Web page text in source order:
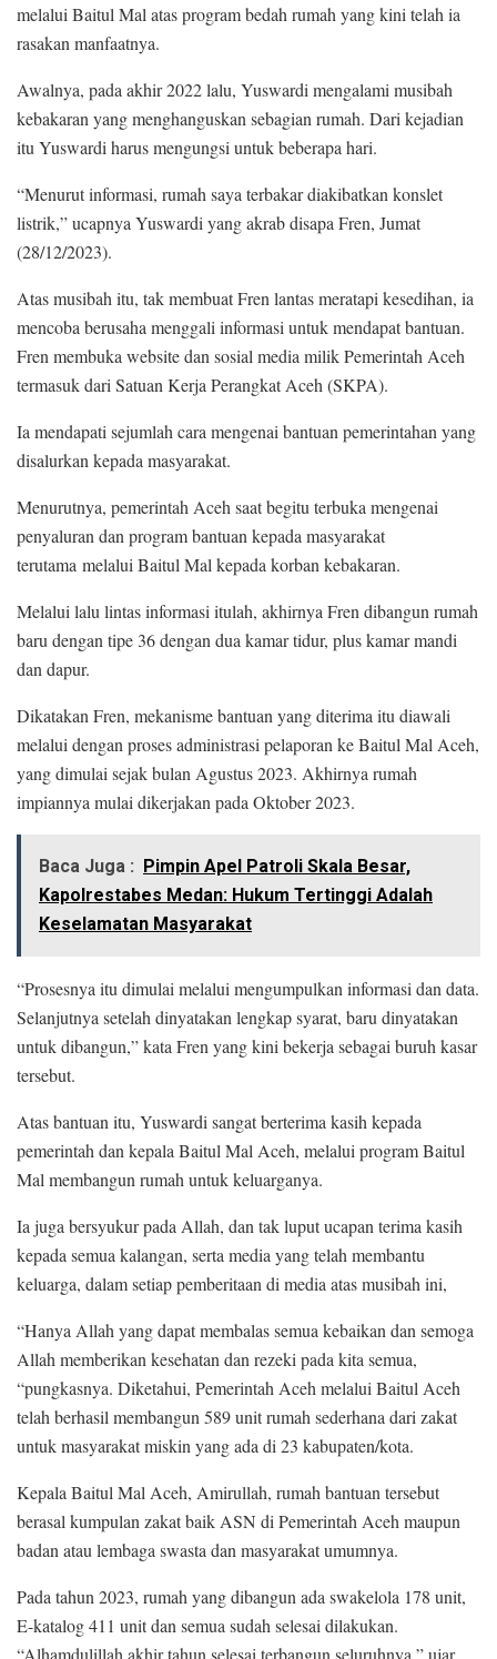
melalui Baitul Mal atas program bedah rumah yang kini telah ia
rasakan manfaatnya.
Awalnya, pada akhir 2022 lalu, Yuswardi mengalami musibah
kebakaran yang menghanguskan sebagian rumah. Dari kejadian
itu Yuswardi harus mengungsi untuk beberapa hari.
“Menurut informasi, rumah saya terbakar diakibatkan konslet
listrik,” ucapnya Yuswardi yang akrab disapa Fren, Jumat
(28/12/2023).
Atas musibah itu, tak membuat Fren lantas meratapi kesedihan, ia
mencoba berusaha menggali informasi untuk mendapat bantuan.
Fren membuka website dan sosial media milik Pemerintah Aceh
termasuk dari Satuan Kerja Perangkat Aceh (SKPA).
Ia mendapati sejumlah cara mengenai bantuan pemerintahan yang
disalurkan kepada masyarakat.
Menurutnya, pemerintah Aceh saat begitu terbuka mengenai
penyaluran dan program bantuan kepada masyarakat
terutama melalui Baitul Mal kepada korban kebakaran.
Melalui lalu lintas informasi itulah, akhirnya Fren dibangun rumah
baru dengan tipe 36 dengan dua kamar tidur, plus kamar mandi
dan dapur.
Dikatakan Fren, mekanisme bantuan yang diterima itu diawali
melalui dengan proses administrasi pelaporan ke Baitul Mal Aceh,
yang dimulai sejak bulan Agustus 2023. Akhirnya rumah
impiannya mulai dikerjakan pada Oktober 2023.
Baca Juga : Pimpin Apel Patroli Skala Besar,
Kapolrestabes Medan: Hukum Tertinggi Adalah
Keselamatan Masyarakat
“Prosesnya itu dimulai melalui mengumpulkan informasi dan data.
Selanjutnya setelah dinyatakan lengkap syarat, baru dinyatakan
untuk dibangun,” kata Fren yang kini bekerja sebagai buruh kasar
tersebut.
Atas bantuan itu, Yuswardi sangat berterima kasih kepada
pemerintah dan kepala Baitul Mal Aceh, melalui program Baitul
Mal membangun rumah untuk keluarganya.
Ia juga bersyukur pada Allah, dan tak luput ucapan terima kasih
kepada semua kalangan, serta media yang telah membantu
keluarga, dalam setiap pemberitaan di media atas musibah ini,
“Hanya Allah yang dapat membalas semua kebaikan dan semoga
Allah memberikan kesehatan dan rezeki pada kita semua,
“pungkasnya. Diketahui, Pemerintah Aceh melalui Baitul Aceh
telah berhasil membangun 589 unit rumah sederhana dari zakat
untuk masyarakat miskin yang ada di 23 kabupaten/kota.
Kepala Baitul Mal Aceh, Amirullah, rumah bantuan tersebut
berasal kumpulan zakat baik ASN di Pemerintah Aceh maupun
badan atau lembaga swasta dan masyarakat umumnya.
Pada tahun 2023, rumah yang dibangun ada swakelola 178 unit,
E-katalog 411 unit dan semua sudah selesai dilakukan.
“Alhamdulillah akhir tahun selesai terbangun seluruhnya,” ujar